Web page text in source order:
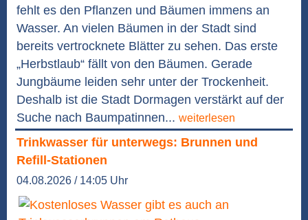
fehlt es den Pflanzen und Bäumen immens an
Wasser. An vielen Bäumen in der Stadt sind
bereits vertrocknete Blätter zu sehen. Das erste
„Herbstlaub“ fällt von den Bäumen. Gerade
Jungbäume leiden sehr unter der Trockenheit.
Deshalb ist die Stadt Dormagen verstärkt auf der
Suche nach Baumpatinnen... weiterlesen
Trinkwasser für unterwegs: Brunnen und
Refill-Stationen
04.08.2026 / 14:05 Uhr